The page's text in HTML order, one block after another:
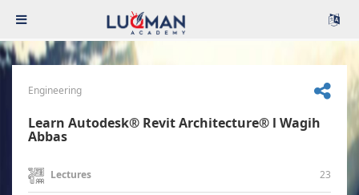
Engineering
Learn Autodesk® Revit Architecture® l Wagih
Abbas
Lectures 23